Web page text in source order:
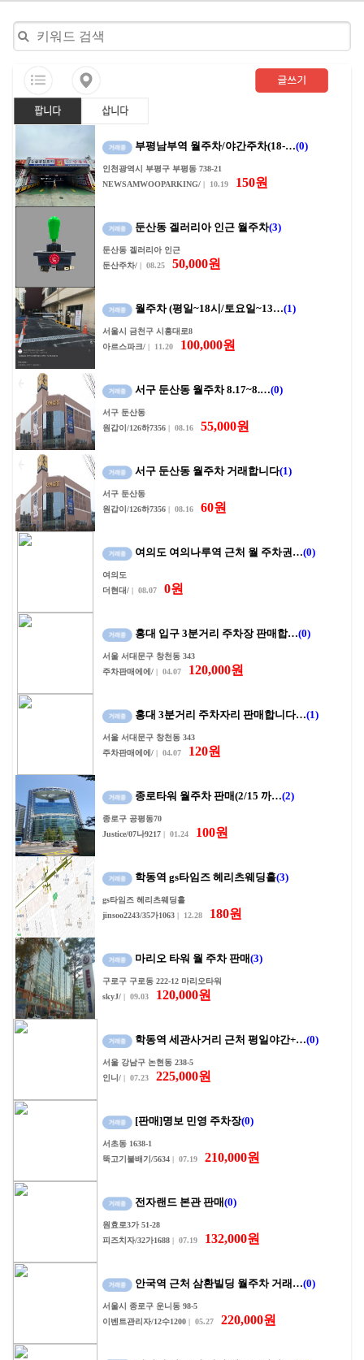
부평남부역 월주차/야간주차(18-…(0)
인천광역시 부평구 부평동 738-21
NEWSAMWOOPARKING/ | 10.19 150원
둔산동 겔러리아 인근 월주차(3)
둔산동 겔러리아 인근
둔산주차/ | 08.25 50,000원
월주차 (평일~18시/토요일~13…(1)
서울시 금천구 시흥대로8
아르스파크/ | 11.20 100,000원
서구 둔산동 월주차 8.17~8.…(0)
서구 둔산동
원갑이/126하7356 | 08.16 55,000원
서구 둔산동 월주차 거래합니다(1)
서구 둔산동
원갑이/126하7356 | 08.16 60원
여의도 여의나루역 근처 월 주차권…(0)
여의도
더현대/ | 08.07 0원
홍대 입구 3분거리 주차장 판매합…(0)
서울 서대문구 창천동 343
주차판매에에/ | 04.07 120,000원
홍대 3분거리 주차자리 판매합니다…(1)
서울 서대문구 창천동 343
주차판매에에/ | 04.07 120원
종로타워 월주차 판매(2/15 까…(2)
종로구 공평동70
Justice/07나9217 | 01.24 100원
학동역 gs타임즈 헤리츠웨딩홀(3)
gs타임즈 헤리츠웨딩홀
jinsoo2243/35가1063 | 12.28 180원
마리오 타워 월 주차 판매(3)
구로구 구로동 222-12 마리오타워
skyJ/ | 09.03 120,000원
학동역 세관사거리 근처 평일야간+…(0)
서울 강남구 논현동 238-5
인니/ | 07.23 225,000원
[판매]명보 민영 주차장(0)
서초동 1638-1
뚝고기불배기/5634 | 07.19 210,000원
전자랜드 본관 판매(0)
원효로3가 51-28
피즈치자/32가1688 | 07.19 132,000원
안국역 근처 삼환빌딩 월주차 거래…(0)
서울시 종로구 운니동 98-5
이벤트관리자/12수1200 | 05.27 220,000원